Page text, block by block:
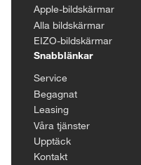
Apple-bildskärmar
Alla bildskärmar
EIZO-bildskärmar
Snabblänkar
Service
Begagnat
Leasing
Våra tjänster
Upptäck
Kontakt